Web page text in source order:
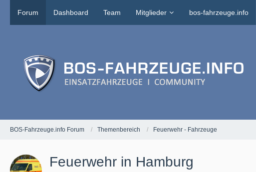
Forum Dashboard Team Mitglieder bos-fahrzeuge.info
BOS-Fahrzeuge.info Forum Themenbereich Feuerwehr - Fahrzeuge
Feuerwehr in Hamburg